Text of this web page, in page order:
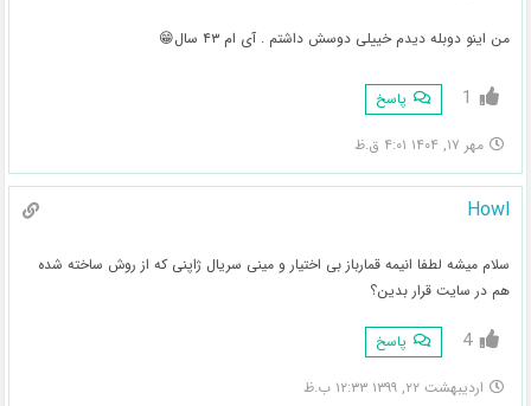
من اینو دوبله دیدم خییلی دوسش داشتم . آی ام ۴۳ سال😁
1 پاسخ
مهر ۱۷, ۱۴۰۴ ۴:۰۱ ق.ظ
Howl
سلام میشه لطفا انیمه قمارباز بی اختیار و مینی سریال ژاپنی که از روش ساخته شده
هم در سایت قرار بدین؟
4 پاسخ
اردیبهشت ۲۲, ۱۳۹۹ ۱۲:۳۳ ب.ظ